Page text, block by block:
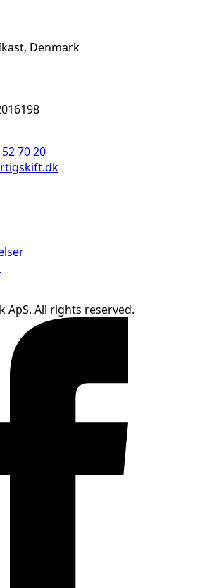
Denmark
70 20
All rights reserved.